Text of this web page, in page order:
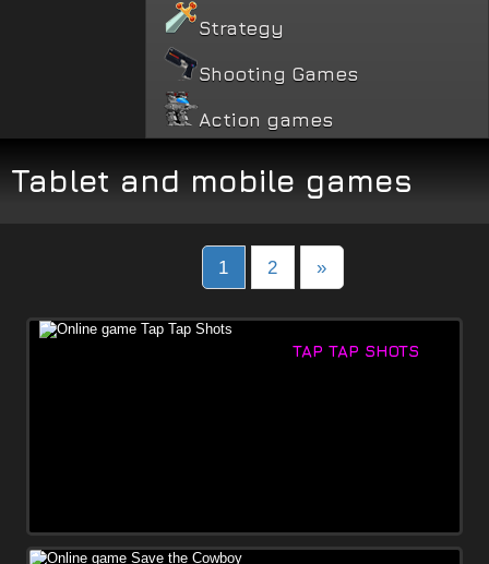
Strategy
Shooting Games
Action games
Tablet and mobile games
1 2 »
TAP TAP SHOTS